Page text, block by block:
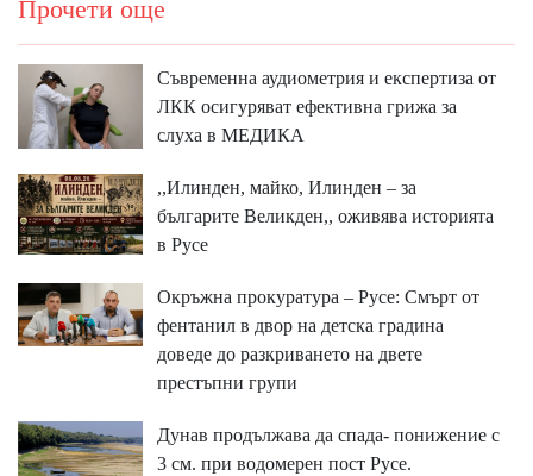
Прочети още
Съвременна аудиометрия и експертиза от
ЛКК осигуряват ефективна грижа за
слуха в МЕДИКА
,,Илинден, майко, Илинден – за
българите Великден,, оживява историята
в Русе
Окръжна прокуратура – Русе: Смърт от
фентанил в двор на детска градина
доведе до разкриването на двете
престъпни групи
Дунав продължава да спада- понижение с
3 см. при водомерен пост Русе.